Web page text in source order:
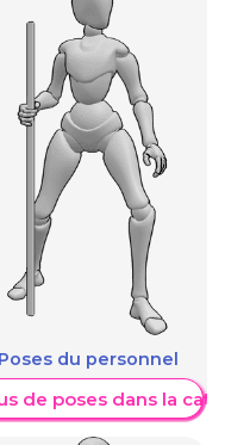
Poses du personnel
de poses dans la